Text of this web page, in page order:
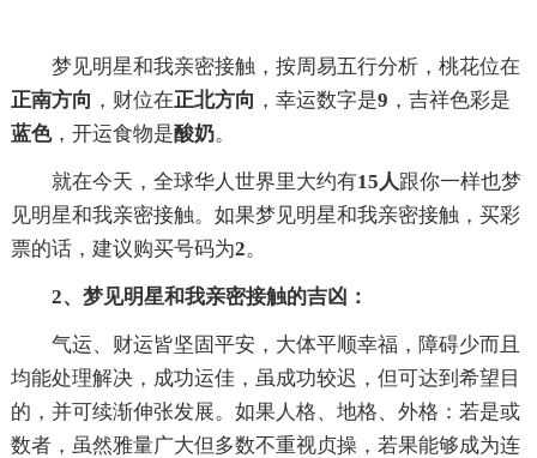
梦见明星和我亲密接触，按周易五行分析，桃花位在
正南方向 ，财位在正北方向 ，幸运数字是9 ，吉祥色彩是
蓝色，开运食物是酸奶。
就在今天，全球华人世界里大约有15人跟你一样也梦
见明星和我亲密接触。如果梦见明星和我亲密接触，买彩
票的话，建议购买号码为2。
2、梦见明星和我亲密接触的吉凶：
气运、财运皆坚固平安，大体平顺幸福，障碍少而且
均能处理解决，成功运佳，虽成功较迟，但可达到希望目
的，并可续渐伸张发展。如果人格、地格、外格：若是或
数者，虽然雅量广大但多数不重视贞操，若果能够成为连